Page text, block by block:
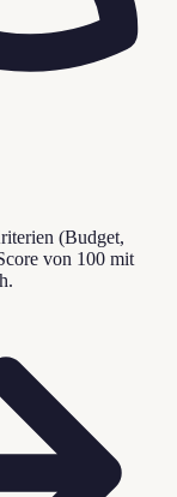
(Budget,
von 100 mit